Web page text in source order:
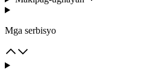
Mga serbisyo